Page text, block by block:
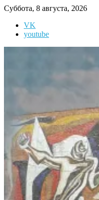
Перейти
содержимому
Суббота, 8 августа, 2026
VK
youtube